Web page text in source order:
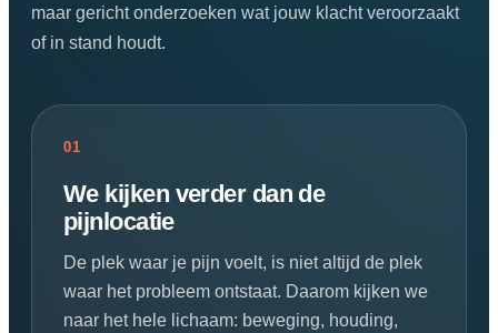
maar gericht onderzoeken wat jouw klacht veroorzaakt
of in stand houdt.
01
We kijken verder dan de
pijnlocatie
De plek waar je pijn voelt, is niet altijd de plek
waar het probleem ontstaat. Daarom kijken we
naar het hele lichaam: beweging, houding,